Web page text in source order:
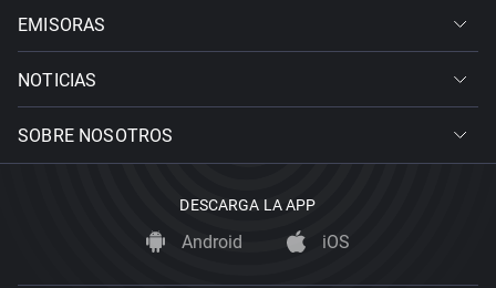
EMISORAS
NOTICIAS
SOBRE NOSOTROS
DESCARGA LA APP
Android iOS